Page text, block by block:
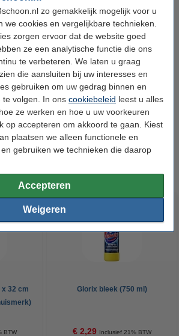
zo gemakkelijk mogelijk voor u
we cookies en vergelijkbare technieken.
zorgen ervoor dat de website goed
ze een analytische functie die ons
te verbeteren. We laten u graag
die aansluiten bij uw interesses en
gebruiken om uw gedrag binnen en
te volgen. In ons cookiebeleid leest u alles
ze werken en hoe u uw voorkeuren
op accepteren om akkoord te gaan. Kiest
plaatsen we alleen functionele en
gebruiken we technieken die daarop
Accepteren
Weigeren
Skin scheerschuim (200 ml)
Hand scheerkwast
Hand aftershave balsem (100 ml)
Populaire producten
32 cm
BTW
Glorix bleek (750 ml)
€ 2,29 Inclusief 21% BTW